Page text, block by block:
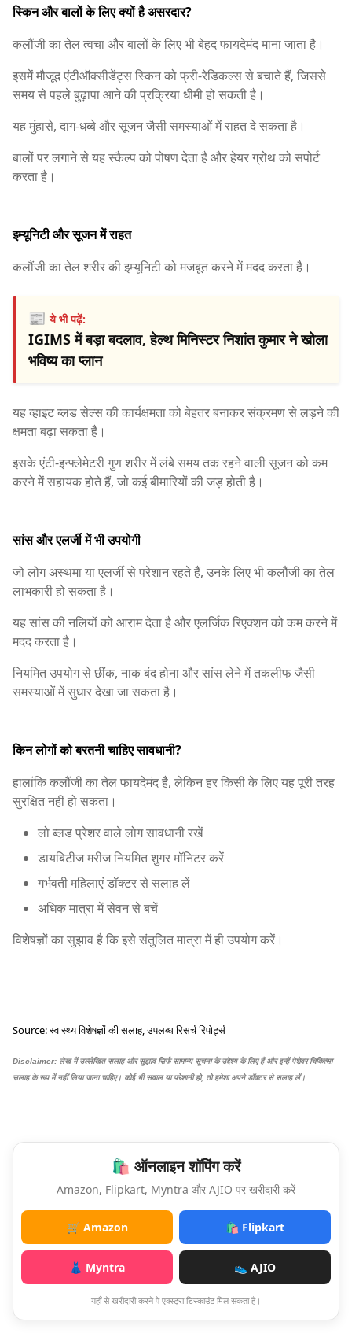
स्किन और बालों के लिए क्यों है असरदार?
कलौंजी का तेल त्वचा और बालों के लिए भी बेहद फायदेमंद माना जाता है।
इसमें मौजूद एंटीऑक्सीडेंट्स स्किन को फ्री-रेडिकल्स से बचाते हैं, जिससे
समय से पहले बुढ़ापा आने की प्रक्रिया धीमी हो सकती है।
यह मुंहासे, दाग-धब्बे और सूजन जैसी समस्याओं में राहत दे सकता है।
बालों पर लगाने से यह स्कैल्प को पोषण देता है और हेयर ग्रोथ को सपोर्ट
करता है।
इम्यूनिटी और सूजन में राहत
कलौंजी का तेल शरीर की इम्यूनिटी को मजबूत करने में मदद करता है।
📰ये भी पढ़ें:
IGIMS में बड़ा बदलाव, हेल्थ मिनिस्टर निशांत कुमार ने खोला
भविष्य का प्लान
यह व्हाइट ब्लड सेल्स की कार्यक्षमता को बेहतर बनाकर संक्रमण से लड़ने की
क्षमता बढ़ा सकता है।
इसके एंटी-इन्फ्लेमेटरी गुण शरीर में लंबे समय तक रहने वाली सूजन को कम
करने में सहायक होते हैं, जो कई बीमारियों की जड़ होती है।
सांस और एलर्जी में भी उपयोगी
जो लोग अस्थमा या एलर्जी से परेशान रहते हैं, उनके लिए भी कलौंजी का तेल
लाभकारी हो सकता है।
यह सांस की नलियों को आराम देता है और एलर्जिक रिएक्शन को कम करने में
मदद करता है।
नियमित उपयोग से छींक, नाक बंद होना और सांस लेने में तकलीफ जैसी
समस्याओं में सुधार देखा जा सकता है।
किन लोगों को बरतनी चाहिए सावधानी?
हालांकि कलौंजी का तेल फायदेमंद है, लेकिन हर किसी के लिए यह पूरी तरह
सुरक्षित नहीं हो सकता।
लो ब्लड प्रेशर वाले लोग सावधानी रखें
डायबिटीज मरीज नियमित शुगर मॉनिटर करें
गर्भवती महिलाएं डॉक्टर से सलाह लें
अधिक मात्रा में सेवन से बचें
विशेषज्ञों का सुझाव है कि इसे संतुलित मात्रा में ही उपयोग करें।
Source: स्वास्थ्य विशेषज्ञों की सलाह, उपलब्ध रिसर्च रिपोर्ट्स
Disclaimer: लेख में उल्लेखित सलाह और सुझाव सिर्फ सामान्य सूचना के उद्देश्य के लिए हैं और इन्हें पेशेवर चिकित्सा
सलाह के रूप में नहीं लिया जाना चाहिए। कोई भी सवाल या परेशानी हो, तो हमेशा अपने डॉक्टर से सलाह लें।
🛍️ ऑनलाइन शॉपिंग करें
Amazon, Flipkart, Myntra और AJIO पर खरीदारी करें
🛒 Amazon 🛍️ Flipkart
👗 Myntra 👟 AJIO
यहाँ से खरीदारी करने पे एक्स्ट्रा डिस्काउंट मिल सकता है।